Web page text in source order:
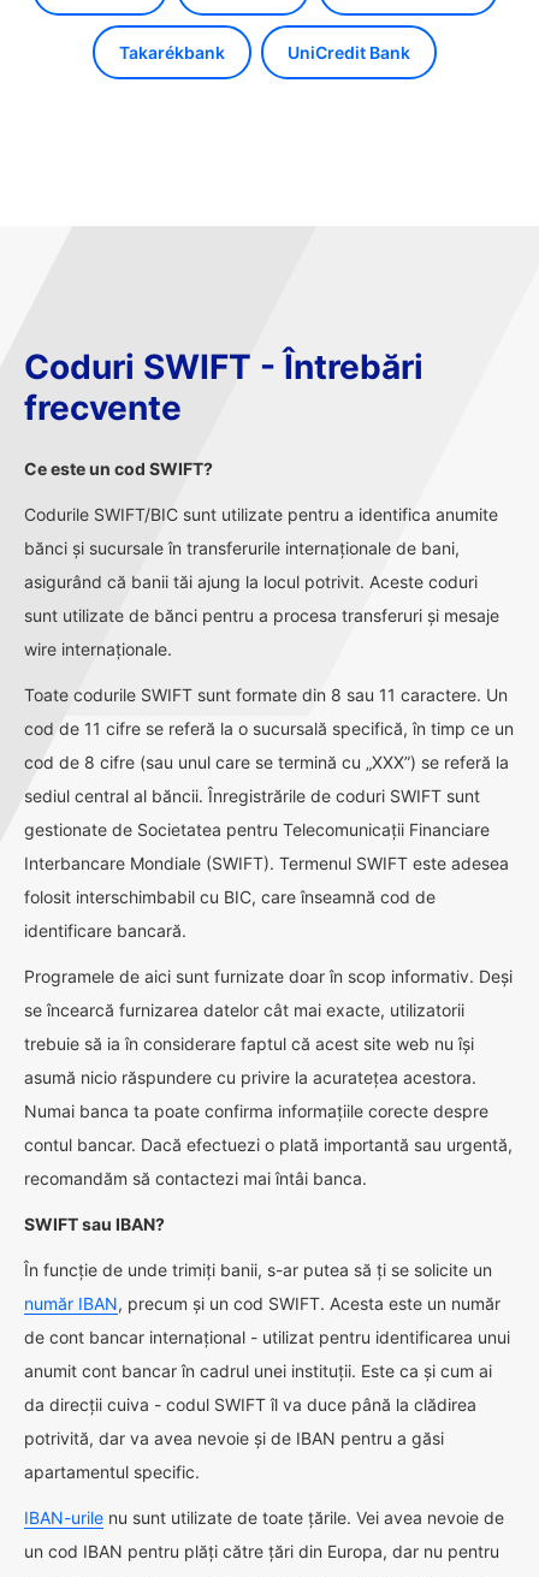
Takarékbank UniCredit Bank
Coduri SWIFT - Întrebări
frecvente
Ce este un cod SWIFT?
Codurile SWIFT/BIC sunt utilizate pentru a identifica anumite
bănci și sucursale în transferurile internaționale de bani,
asigurând că banii tăi ajung la locul potrivit. Aceste coduri
sunt utilizate de bănci pentru a procesa transferuri și mesaje
wire internaționale.
Toate codurile SWIFT sunt formate din 8 sau 11 caractere. Un
cod de 11 cifre se referă la o sucursală specifică, în timp ce un
cod de 8 cifre (sau unul care se termină cu „XXX”) se referă la
sediul central al băncii. Înregistrările de coduri SWIFT sunt
gestionate de Societatea pentru Telecomunicații Financiare
Interbancare Mondiale (SWIFT). Termenul SWIFT este adesea
folosit interschimbabil cu BIC, care înseamnă cod de
identificare bancară.
Programele de aici sunt furnizate doar în scop informativ. Deși
se încearcă furnizarea datelor cât mai exacte, utilizatorii
trebuie să ia în considerare faptul că acest site web nu își
asumă nicio răspundere cu privire la acuratețea acestora.
Numai banca ta poate confirma informațiile corecte despre
contul bancar. Dacă efectuezi o plată importantă sau urgentă,
recomandăm să contactezi mai întâi banca.
SWIFT sau IBAN?
În funcție de unde trimiți banii, s-ar putea să ți se solicite un
număr IBAN, precum și un cod SWIFT. Acesta este un număr
de cont bancar internațional - utilizat pentru identificarea unui
anumit cont bancar în cadrul unei instituții. Este ca și cum ai
da direcții cuiva - codul SWIFT îl va duce până la clădirea
potrivită, dar va avea nevoie și de IBAN pentru a găsi
apartamentul specific.
IBAN-urile nu sunt utilizate de toate țările. Vei avea nevoie de
un cod IBAN pentru plăți către țări din Europa, dar nu pentru